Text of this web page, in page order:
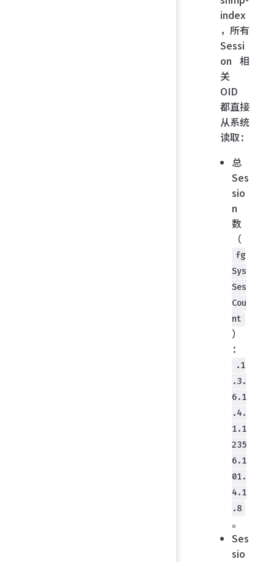
index
，所有
Sessi
on 相
关
OID
都直接
从系统
读取：
总
Ses
sio
n
数
（
fg
Sys
Ses
Cou
nt
）
：
.1
.3.
6.1
.4.
1.1
235
6.1
01.
4.1
.8
。
Ses
sio